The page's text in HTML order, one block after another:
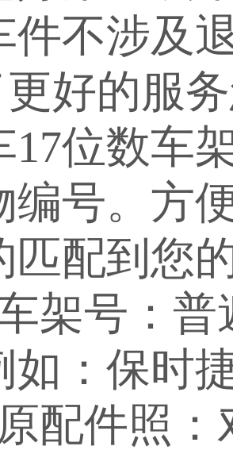
件不涉及
更好的服
17位数车
编号。方
匹配到您
车架号：
如：保时
原配件照